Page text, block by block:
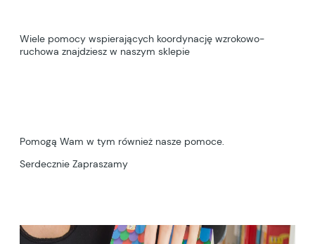
Wiele pomocy wspierających koordynację wzrokowo-
ruchowa znajdziesz w naszym sklepie
Pomogą Wam w tym również nasze pomoce.
Serdecznie Zapraszamy